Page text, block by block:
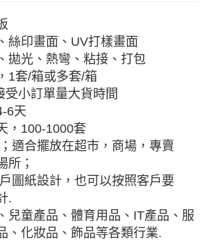
絲印畫面、UV打樣畫面
拋光、熱彎、粘接、打包
1套/箱或多套/箱
受小訂單量大貨時間
6天
，100-1000套
適合擺放在超市，商場，專賣
所；
圖紙設計，也可以按照客戶要
.
兒童產品、體育用品、IT產品、服
、化妝品、飾品等各類行業.